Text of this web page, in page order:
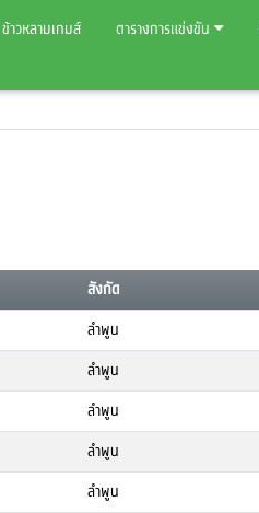
ข้าวหลามเกมส์ ตารางการแข่งขัน
สังกัด
ลำพูน
ลำพูน
ลำพูน
ลำพูน
ลำพูน